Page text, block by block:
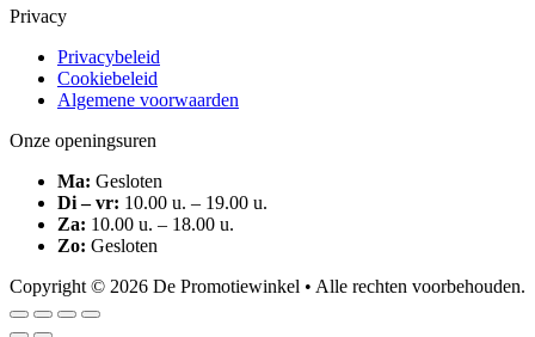
Privacy
Privacybeleid
Cookiebeleid
Algemene voorwaarden
Onze openingsuren
Ma: Gesloten
Di – vr: 10.00 u. – 19.00 u.
Za: 10.00 u. – 18.00 u.
Zo: Gesloten
Copyright © 2026 De Promotiewinkel • Alle rechten voorbehouden.